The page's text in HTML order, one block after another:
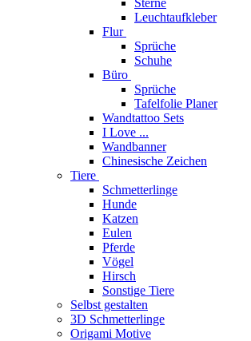
Sterne
Leuchtaufkleber
Flur
Sprüche
Schuhe
Büro
Sprüche
Tafelfolie Planer
Wandtattoo Sets
I Love ...
Wandbanner
Chinesische Zeichen
Tiere
Schmetterlinge
Hunde
Katzen
Eulen
Pferde
Vögel
Hirsch
Sonstige Tiere
Selbst gestalten
3D Schmetterlinge
Origami Motive